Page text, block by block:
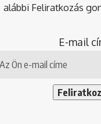
alábbi Feliratkozás
E-mail